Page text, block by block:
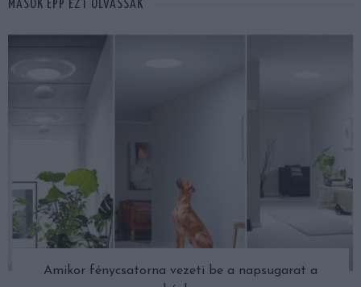
MÁSOK ÉPP EZT OLVASSÁK
Amikor fénycsatorna vezeti be a napsugarat a